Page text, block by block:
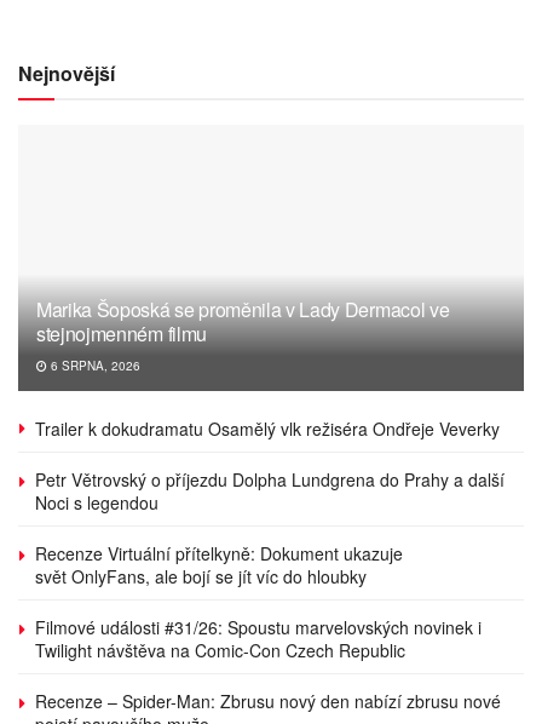
Nejnovější
Marika Šoposká se proměnila v Lady Dermacol ve
stejnojmenném filmu
6 SRPNA, 2026
Trailer k dokudramatu Osamělý vlk režiséra Ondřeje Veverky
Petr Větrovský o příjezdu Dolpha Lundgrena do Prahy a další
Noci s legendou
Recenze Virtuální přítelkyně: Dokument ukazuje
svět OnlyFans, ale bojí se jít víc do hloubky
Filmové události #31/26: Spoustu marvelovských novinek i
Twilight návštěva na Comic-Con Czech Republic
Recenze – Spider-Man: Zbrusu nový den nabízí zbrusu nové